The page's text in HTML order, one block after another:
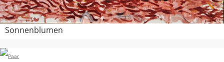
Sonnenblumen